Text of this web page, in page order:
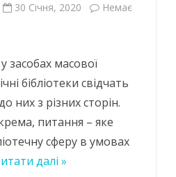
30 Січня, 2020
Немає
засобах масової
бібліотеки свідчать
них з різних сторін.
питання – яке
сферу в умовах
далі »